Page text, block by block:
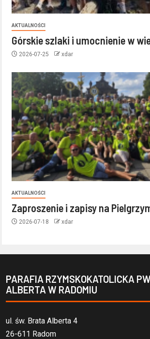
AKTUALNOŚCI
Górskie szlaki i umocnienie w
2026-07-25 xdar
AKTUALNOŚCI
Zaproszenie i zapisy na
2026-07-18 xdar
PARAFIA RZYMSKOKATOLICKA
ALBERTA W RADOMIU
ul. św. Brata Alberta 4
26-611 Radom